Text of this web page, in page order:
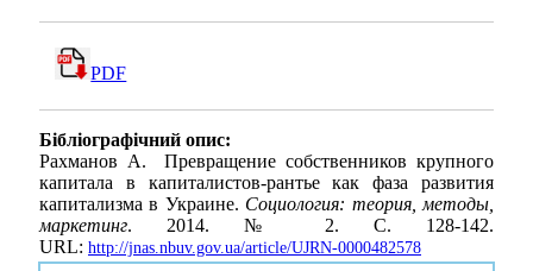
PDF
Бібліографічний опис:
Рахманов А. Превращение собственников крупного
капитала в капиталистов-рантье как фаза развития
капитализма в Украине. Социология: теория, методы,
маркетинг. 2014. № 2. С. 128-142.
URL: http://jnas.nbuv.gov.ua/article/UJRN-0000482578